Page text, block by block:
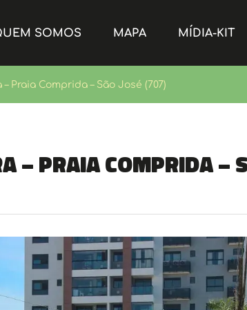
SOMOS MAPA MÍDIA-KIT
Praia Comprida – São José (707)
– Praia Comprida –